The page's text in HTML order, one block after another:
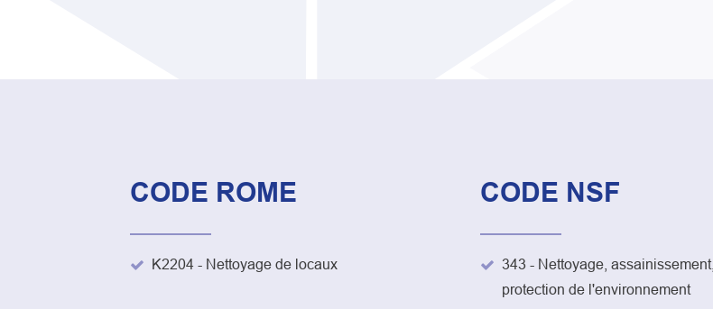
CODE ROME
K2204 - Nettoyage de locaux
CODE NSF
343 - Nettoyage, assainissement,
protection de l'environnement